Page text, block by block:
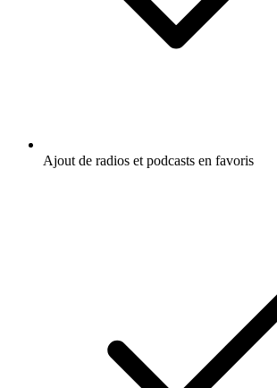
Ajout de radios et podcasts en favoris